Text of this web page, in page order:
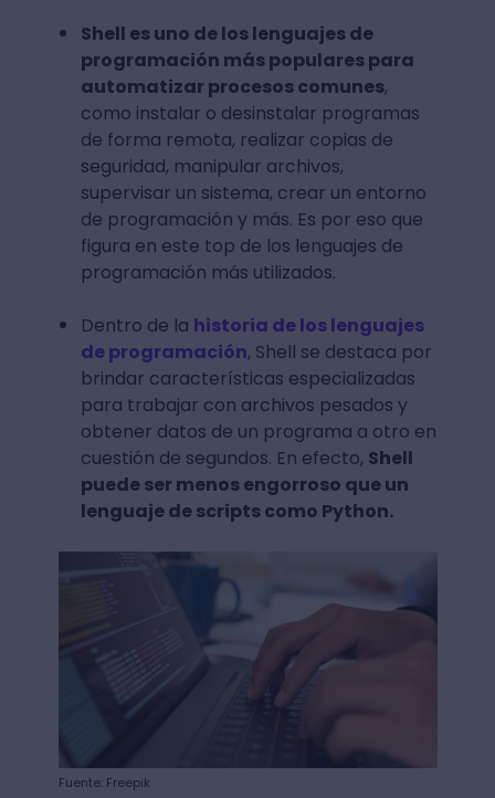
Shell es uno de los lenguajes de
programación más populares para
automatizar procesos comunes,
como instalar o desinstalar programas
de forma remota, realizar copias de
seguridad, manipular archivos,
supervisar un sistema, crear un entorno
de programación y más. Es por eso que
figura en este top de los lenguajes de
programación más utilizados.
Dentro de la historia de los lenguajes
de programación, Shell se destaca por
brindar características especializadas
para trabajar con archivos pesados y
obtener datos de un programa a otro en
cuestión de segundos. En efecto, Shell
puede ser menos engorroso que un
lenguaje de scripts como Python.
Fuente: Freepik